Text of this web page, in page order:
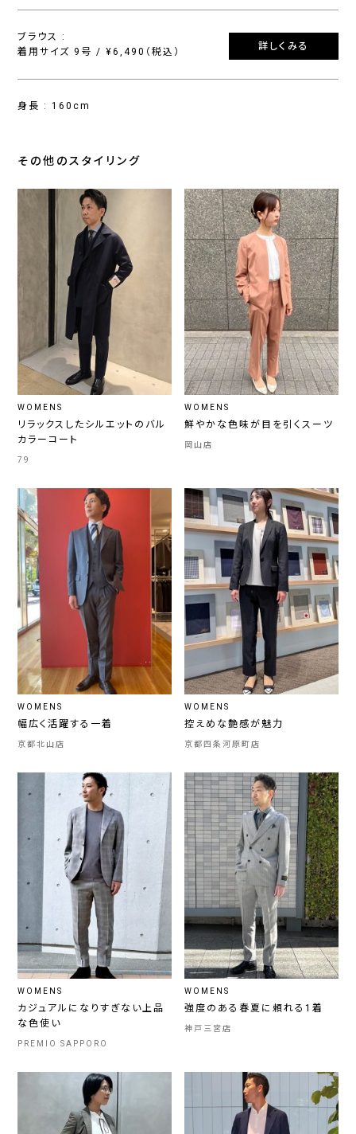
ブラウス :
着用サイズ 9号 / ¥6,490（税込）
詳しくみる
身長 : 160cm
その他のスタイリング
WOMENS
リラックスしたシルエットのバル
カラーコート
79
WOMENS
鮮やかな色味が目を引くスーツ
岡山店
WOMENS
幅広く活躍する一着
京都北山店
WOMENS
控えめな艶感が魅力
京都四条河原町店
WOMENS
カジュアルになりすぎない上品
な色使い
PREMIO SAPPORO
WOMENS
強度のある春夏に頼れる1着
神戸三宮店